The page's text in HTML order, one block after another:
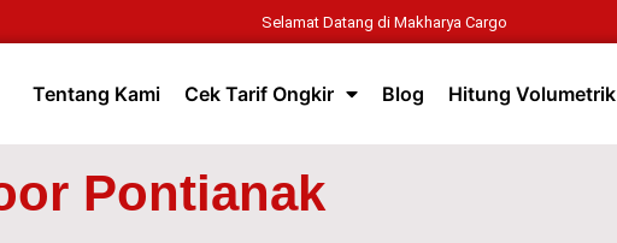
Selamat Datang di Makharya Cargo
Tentang Kami Cek Tarif Ongkir Blog Hitung Volumetrik
Pontianak